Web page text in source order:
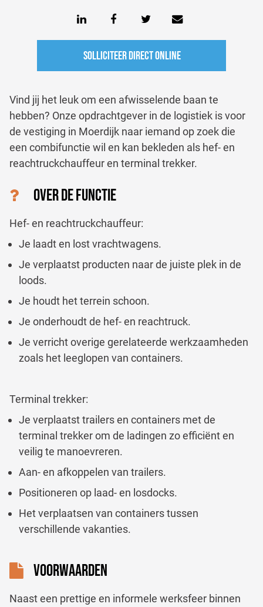
Solliciteer direct online
Vind jij het leuk om een afwisselende baan te
hebben? Onze opdrachtgever in de logistiek is voor
de vestiging in Moerdijk naar iemand op zoek die
een combifunctie wil en kan bekleden als hef- en
reachtruckchauffeur en terminal trekker.
OVER DE FUNCTIE
Hef- en reachtruckchauffeur:
Je laadt en lost vrachtwagens.
Je verplaatst producten naar de juiste plek in de
loods.
Je houdt het terrein schoon.
Je onderhoudt de hef- en reachtruck.
Je verricht overige gerelateerde werkzaamheden
zoals het leeglopen van containers.
Terminal trekker:
Je verplaatst trailers en containers met de
terminal trekker om de ladingen zo efficiënt en
veilig te manoevreren.
Aan- en afkoppelen van trailers.
Positioneren op laad- en losdocks.
Het verplaatsen van containers tussen
verschillende vakanties.
VOORWAARDEN
Naast een prettige en informele werksfeer binnen